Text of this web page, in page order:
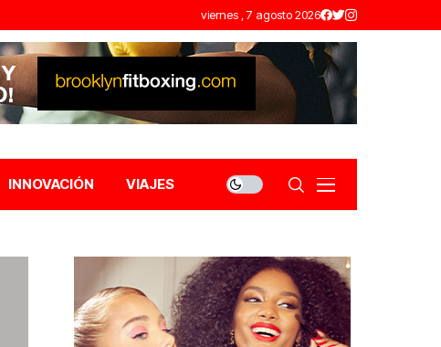
viernes , 7 agosto 2026
INNOVACIÓN VIAJES